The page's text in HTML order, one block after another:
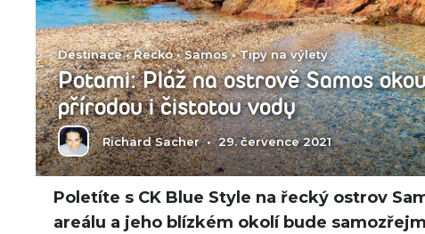
Destinace•Řecko•Samos•Tipy na výlety
Potami: Pláž na ostrově Samos
přírodou i čistotou vody
Richard Sacher•29. července 2021
Poletíte s CK Blue Style na řecký ostrov
areálu a jeho blízkém okolí bude